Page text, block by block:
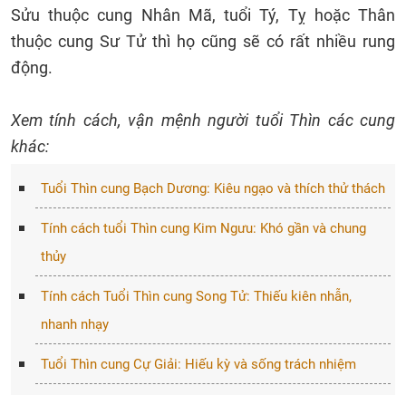
Sửu thuộc cung Nhân Mã, tuổi Tý, Tỵ hoặc Thân
thuộc cung Sư Tử thì họ cũng sẽ có rất nhiều rung
động.
Xem tính cách, vận mệnh người tuổi Thìn các cung
khác:
Tuổi Thìn cung Bạch Dương: Kiêu ngạo và thích thử thách
Tính cách tuổi Thìn cung Kim Ngưu: Khó gần và chung
thủy
Tính cách Tuổi Thìn cung Song Tử: Thiếu kiên nhẫn,
nhanh nhạy
Tuổi Thìn cung Cự Giải: Hiếu kỳ và sống trách nhiệm